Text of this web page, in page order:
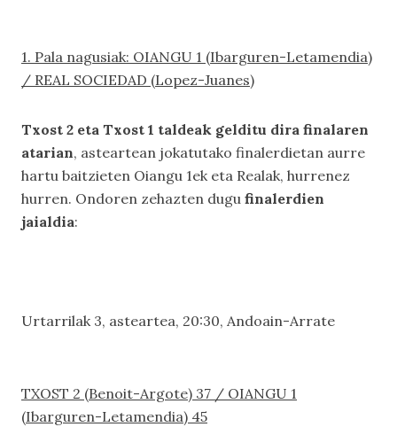
1. Pala nagusiak: OIANGU 1 (Ibarguren-Letamendia)
/ REAL SOCIEDAD (Lopez-Juanes)
Txost 2 eta Txost 1 taldeak gelditu dira finalaren
atarian, asteartean jokatutako finalerdietan aurre
hartu baitzieten Oiangu 1ek eta Realak, hurrenez
hurren. Ondoren zehazten dugu finalerdien
jaialdia:
Urtarrilak 3, asteartea, 20:30, Andoain-Arrate
TXOST 2 (Benoit-Argote) 37 / OIANGU 1
(Ibarguren-Letamendia) 45